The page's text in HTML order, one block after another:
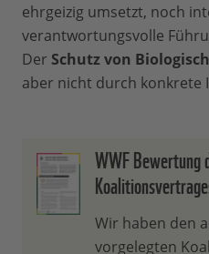
ehrgeizig umsetzt, noch
verantwortungsvolle
Der Schutz von
aber nicht durch konkrete
WWF Bewertung
Wir haben den
vorgelegten